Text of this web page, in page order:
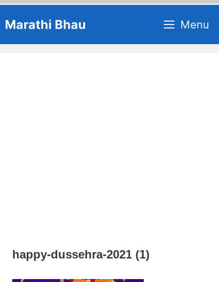
toMarathi Bhau Menu
happy-dussehra-2021 (1)